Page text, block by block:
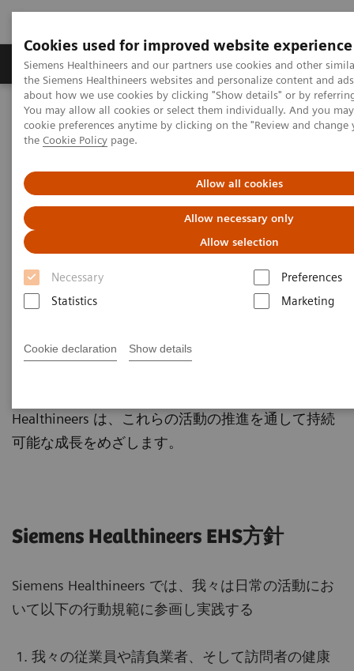
Cookies used for improved website experience
Siemens Healthineers and our partners use cookies and other
the Siemens Healthineers websites and personalize content and
about how we use cookies by clicking "Show details" or by
You may allow all cookies or select them individually. And you
cookie preferences anytime by clicking on the "Review and
the Cookie Policy page.
Allow all cookies
Allow necessary only
Allow selection
Necessary
Preferences
Statistics
Marketing
Cookie declaration Show details
製品＆サービス サポート情報 Insights
ホーム サステナビリティ EHS方針
EHS（環境、健康、安全）方針
わたしたち Siemens Healthineers（シーメンスヘル
シニアーズ）は、ヘルスケア事業をグローバルに展
開する企業として、人々の健康に貢献します。
同時に、Siemens Healthineersは地域や国、地球環
を重要な責務としています。また、従業員の健康管
Healthineers は、これらの活動の推進を通して持続
可能な成長をめざします。
Siemens Healthineers EHS方針
Siemens Healthineers では、我々は日常の活動にお
いて以下の行動規範に参画し実践する
1. 我々の従業員や請負業者、そして訪問者の健康